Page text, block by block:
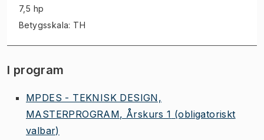
7,5 hp
Betygsskala: TH
I program
MPDES - TEKNISK DESIGN,
MASTERPROGRAM, Årskurs 1 (obligatoriskt
valbar)